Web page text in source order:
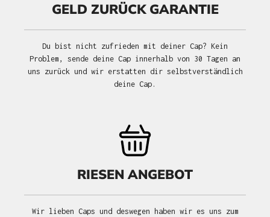
GELD ZURÜCK GARANTIE
Du bist nicht zufrieden mit deiner Cap? Kein
Problem, sende deine Cap innerhalb von 30 Tagen an
uns zurück und wir erstatten dir selbstverständlich
deine Cap.
RIESEN ANGEBOT
Wir lieben Caps und deswegen haben wir es uns zum